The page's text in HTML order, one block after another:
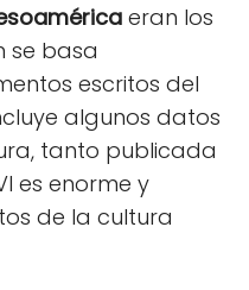
eran los
se basa
escritos del
algunos datos
tanto publicada
es enorme y
de la cultura